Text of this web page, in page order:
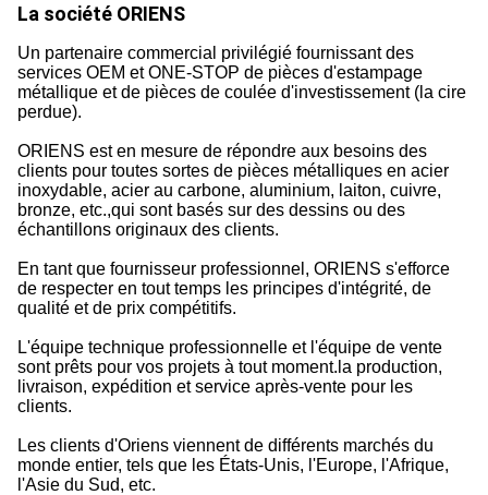
La société ORIENS
Un partenaire commercial privilégié fournissant des
services OEM et ONE-STOP de pièces d'estampage
métallique et de pièces de coulée d'investissement (la cire
perdue).
ORIENS est en mesure de répondre aux besoins des
clients pour toutes sortes de pièces métalliques en acier
inoxydable, acier au carbone, aluminium, laiton, cuivre,
bronze, etc.,qui sont basés sur des dessins ou des
échantillons originaux des clients.
En tant que fournisseur professionnel, ORIENS s'efforce
de respecter en tout temps les principes d'intégrité, de
qualité et de prix compétitifs.
L'équipe technique professionnelle et l'équipe de vente
sont prêts pour vos projets à tout moment.la production,
livraison, expédition et service après-vente pour les
clients.
Les clients d'Oriens viennent de différents marchés du
monde entier, tels que les États-Unis, l'Europe, l'Afrique,
l'Asie du Sud, etc.